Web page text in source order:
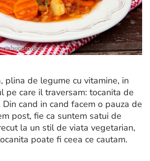
plina de legume cu vitamine, in
pe care il traversam: tocanita de
cand in cand facem o pauza de
post, fie ca suntem satui de
la un stil de viata vegetarian,
poate fi ceea ce cautam.